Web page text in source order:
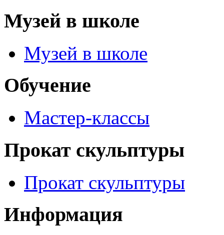
Музей в школе
Музей в школе
Обучение
Мастер-классы
Прокат скульптуры
Прокат скульптуры
Информация